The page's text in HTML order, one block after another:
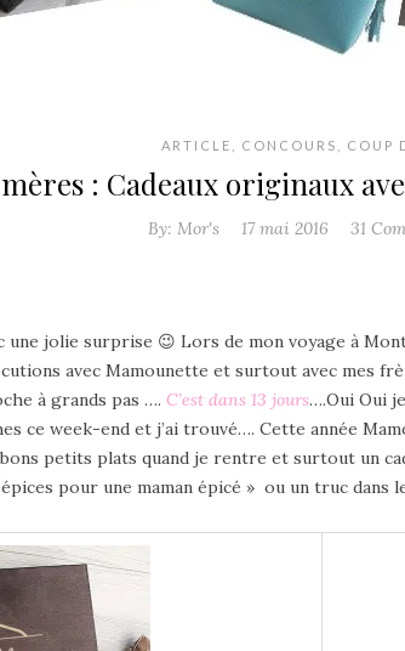
ARTICLE CONCOURS COUP
: Cadeaux originaux
By: Mor's 17 mai 2016 31
jolie surprise 😉 Lors de mon voyage à
avec Mamounette et surtout avec mes
à grands pas …. C’est dans 13 jours….Oui Oui
ce week-end et j’ai trouvé…. Cette année
petits plats quand je rentre et surtout un
pour une maman épicé » ou un truc